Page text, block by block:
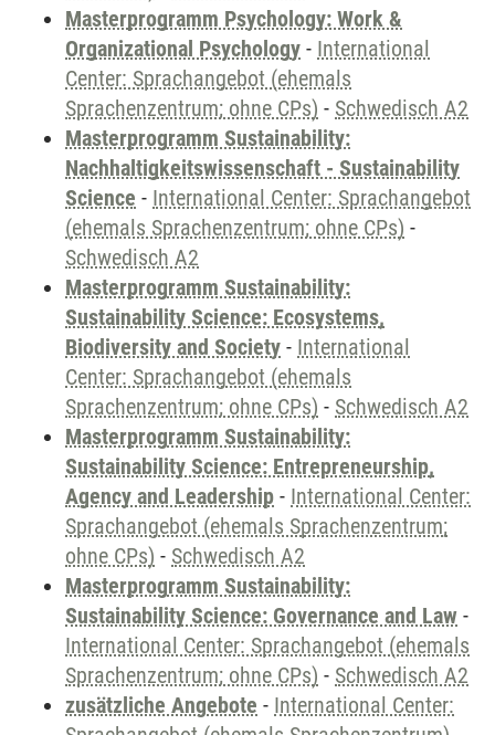
Masterprogramm Psychology: Work &
Organizational Psychology - International
Center: Sprachangebot (ehemals
Sprachenzentrum; ohne CPs) - Schwedisch A2
Masterprogramm Sustainability:
Nachhaltigkeitswissenschaft - Sustainability
Science - International Center: Sprachangebot
(ehemals Sprachenzentrum; ohne CPs) -
Schwedisch A2
Masterprogramm Sustainability:
Sustainability Science: Ecosystems,
Biodiversity and Society - International
Center: Sprachangebot (ehemals
Sprachenzentrum; ohne CPs) - Schwedisch A2
Masterprogramm Sustainability:
Sustainability Science: Entrepreneurship,
Agency and Leadership - International Center:
Sprachangebot (ehemals Sprachenzentrum;
ohne CPs) - Schwedisch A2
Masterprogramm Sustainability:
Sustainability Science: Governance and Law -
International Center: Sprachangebot (ehemals
Sprachenzentrum; ohne CPs) - Schwedisch A2
zusätzliche Angebote - International Center: